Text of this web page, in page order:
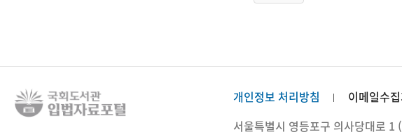
개인정보 처리방침
이메일수
서울특별시 영등포구 의사당대로